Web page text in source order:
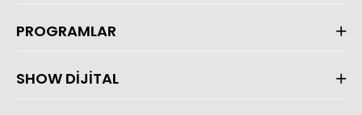
PROGRAMLAR
SHOW DİJİTAL